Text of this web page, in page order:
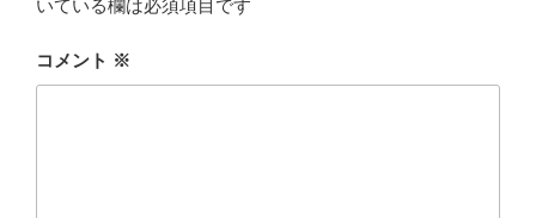
o
o
いている欄は必須項目です
コメント ※